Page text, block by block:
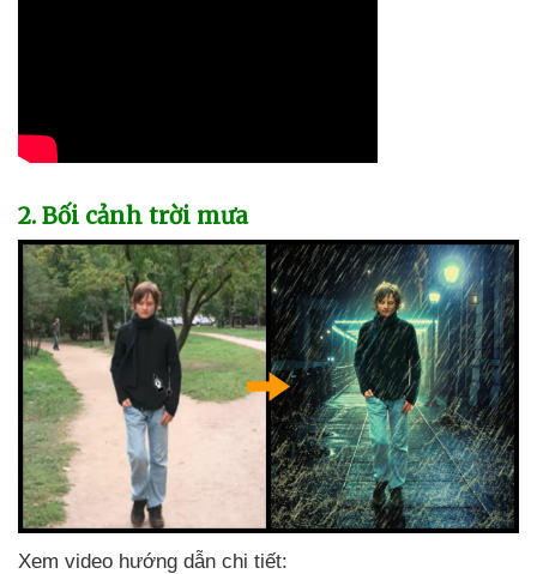
2. Bối cảnh trời mưa
Xem video hướng dẫn chi tiết: